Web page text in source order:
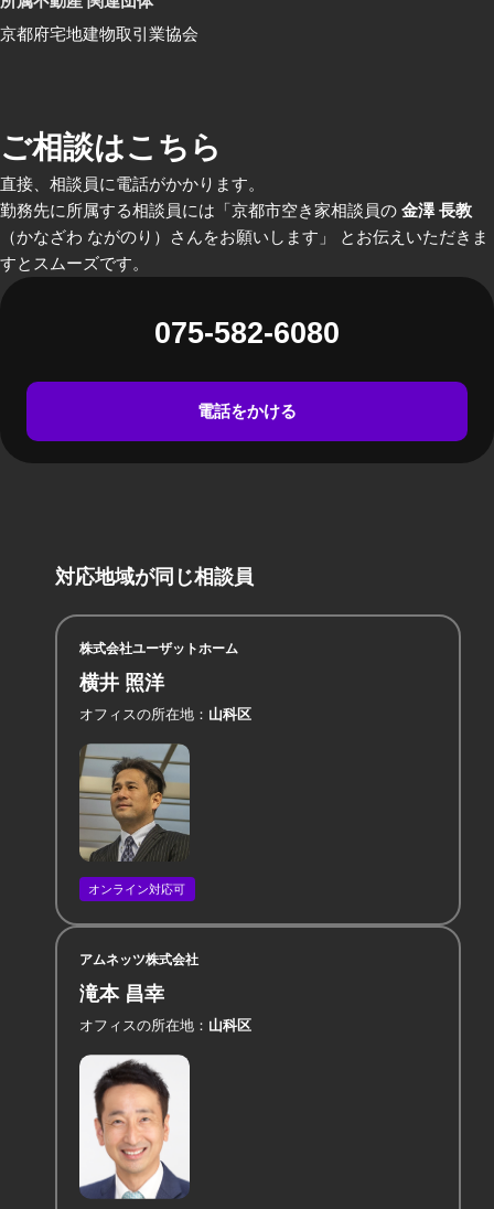
京都府宅地建物取引業協会
ご相談はこちら
直接、相談員に電話がかかります。
勤務先に所属する相談員には「京都市空き家相談員の 金澤 長教
（かなざわ ながのり）さんをお願いします」 とお伝えいただきま
すとスムーズです。
075-582-6080
電話をかける
対応地域が同じ相談員
株式会社ユーザットホーム
横井 照洋
オフィスの所在地 山科区
オンライン対応可
アムネッツ株式会社
滝本 昌幸
オフィスの所在地 山科区